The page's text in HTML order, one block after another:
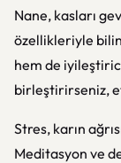
Nane, kasları
özellikleriyle
hem de
birleştirirseniz,
Stres, karın
Meditasyon ve